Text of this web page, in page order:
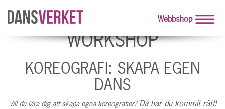
Webbshop
WORKSHOP
KOREOGRAFI: SKAPA EGEN
DANS
Vill du lära dig att skapa egna koreografier?Då har du kommit rätt!